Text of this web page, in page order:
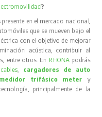
?
en el mercado nacional,
que se mueven bajo el
con el objetivo de mejorar
acústica, contribuir al
entre otros. En RHONA podrás
cables, cargadores de auto
medidor trifásico meter
y
principalmente de la